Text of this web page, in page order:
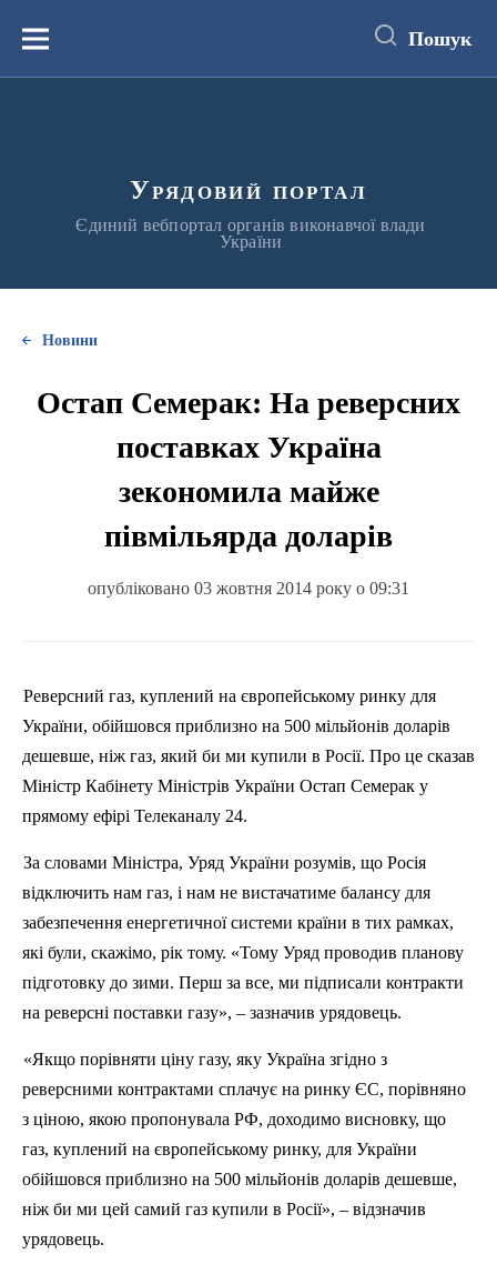
вмістуМеню Пошук
Урядовий портал
Єдиний вебпортал органів виконавчої влади
України
Новини
Остап Семерак: На реверсних
поставках Україна
зекономила майже
півмільярда доларів
опубліковано 03 жовтня 2014 року о 09:31
Реверсний газ, куплений на європейському ринку для
України, обійшовся приблизно на 500 мільйонів доларів
дешевше, ніж газ, який би ми купили в Росії. Про це сказав
Міністр Кабінету Міністрів України Остап Семерак у
прямому ефірі Телеканалу 24.
За словами Міністра, Уряд України розумів, що Росія
відключить нам газ, і нам не вистачатиме балансу для
забезпечення енергетичної системи країни в тих рамках,
які були, скажімо, рік тому. «Тому Уряд проводив планову
підготовку до зими. Перш за все, ми підписали контракти
на реверсні поставки газу», – зазначив урядовець.
«Якщо порівняти ціну газу, яку Україна згідно з
реверсними контрактами сплачує на ринку ЄС, порівняно
з ціною, якою пропонувала РФ, доходимо висновку, що
газ, куплений на європейському ринку, для України
обійшовся приблизно на 500 мільйонів доларів дешевше,
ніж би ми цей самий газ купили в Росії», – відзначив
урядовець.